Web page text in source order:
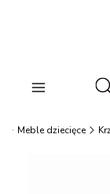
Meble dziecięce